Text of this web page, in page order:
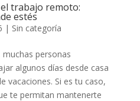
trabajo remoto:
estés
| Sin categoría
muchas personas
algunos días desde casa
vacaciones. Si es tu caso,
te permitan mantenerte